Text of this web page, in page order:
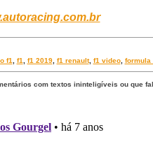
f1
f1 f1 2019, f1 renault, f1 video, formula
com textos ininteligíveis ou que